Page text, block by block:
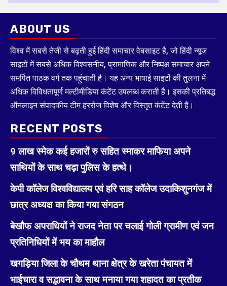
ABOUT US
विश्व में सबसे तेजी से बढ़ती हुई हिंदी समाचार वेबसाइट है, जो हिंदी न्यूज
साइटों में सबसे अधिक विश्वसनीय, प्रामाणिक और निष्पक्ष समाचार अपने
समर्पित पाठक वर्ग तक पहुंचाती है। यह अन्य भाषाई साइटों की तुलना में
अधिक विविधतापूर्ण मल्टीमीडिया कंटेंट उपलब्ध कराती है। इसकी प्रतिबद्ध
ऑनलाइन संपादकीय टीम हररोज विशेष और विस्तृत कंटेंट देती है।
RECENT POSTS
9 लाख स्मेक कई हजारों रु सहित स्माकर माफिया अपने
साथियों के साथ चढ़ा पुलिस के हत्थे।
केपी कॉलेज विश्वविद्यालय एवं हरि साह कॉलेज उदाकिशुनगंज में
छात्र अध्यक्ष का किया गया संगठन
बेखौफ अपराधियों ने राजद नेता पर चलाई गोली ग्रामीण एवं जन
प्रतिनिधियों में भय का माहौल
खगड़िया जिला के चौथम थाना क्षेत्र के खरेता पंचायत में
भाईचारा व सद्भावना के साथ मनाया गया शहादत का प्रतीक